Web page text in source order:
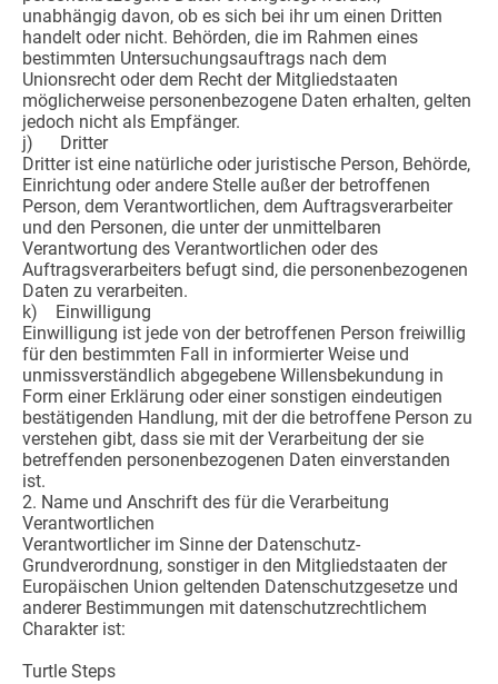
unabhängig davon, ob es sich bei ihr um einen Dritten
handelt oder nicht. Behörden, die im Rahmen eines
bestimmten Untersuchungsauftrags nach dem
Unionsrecht oder dem Recht der Mitgliedstaaten
möglicherweise personenbezogene Daten erhalten, gelten
jedoch nicht als Empfänger.
j) Dritter
Dritter ist eine natürliche oder juristische Person, Behörde,
Einrichtung oder andere Stelle außer der betroffenen
Person, dem Verantwortlichen, dem Auftragsverarbeiter
und den Personen, die unter der unmittelbaren
Verantwortung des Verantwortlichen oder des
Auftragsverarbeiters befugt sind, die personenbezogenen
Daten zu verarbeiten.
k) Einwilligung
Einwilligung ist jede von der betroffenen Person freiwillig
für den bestimmten Fall in informierter Weise und
unmissverständlich abgegebene Willensbekundung in
Form einer Erklärung oder einer sonstigen eindeutigen
bestätigenden Handlung, mit der die betroffene Person zu
verstehen gibt, dass sie mit der Verarbeitung der sie
betreffenden personenbezogenen Daten einverstanden
ist.
2. Name und Anschrift des für die Verarbeitung
Verantwortlichen
Verantwortlicher im Sinne der Datenschutz-
Grundverordnung, sonstiger in den Mitgliedstaaten der
Europäischen Union geltenden Datenschutzgesetze und
anderer Bestimmungen mit datenschutzrechtlichem
Charakter ist:
Turtle Steps